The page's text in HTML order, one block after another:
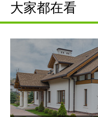
大家都在看